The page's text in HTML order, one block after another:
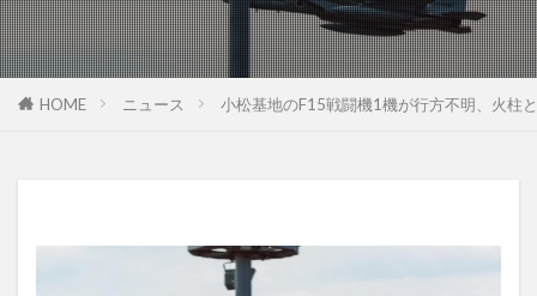
HOME ニュース 小松基地のF15戦闘機1機が行方不明、火